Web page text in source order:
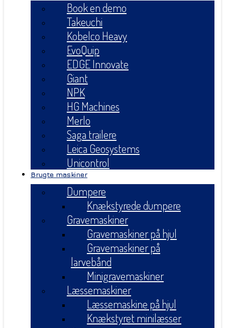
Book en demo
Takeuchi
Kobelco Heavy
EvoQuip
EDGE Innovate
Giant
NPK
HG Machines
Merlo
Saga trailere
Leica Geosystems
Unicontrol
Brugte maskiner
Dumpere
Knækstyrede dumpere
Gravemaskiner
Gravemaskiner på hjul
Gravemaskiner på
larvebånd
Minigravemaskiner
Læssemaskiner
Læssemaskine på hjul
Knækstyret minilæsser